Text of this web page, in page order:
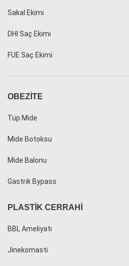
Sakal Ekimi
DHI Saç Ekimi
FUE Saç Ekimi
OBEZITE
Tüp Mide
Mide Botoksu
Mide Balonu
Gastrik Bypass
PLASTIK CERRAHI
BBL Ameliyatı
Jinekomasti